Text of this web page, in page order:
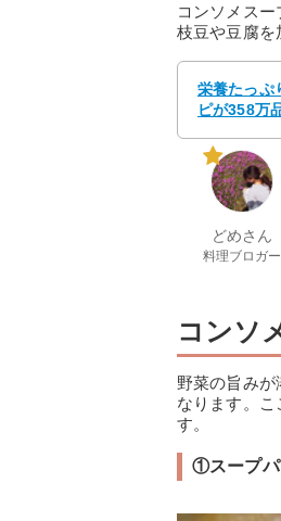
コンソメス
枝豆や豆腐を
栄養たっぷ
ピが358万
どめさん
料理ブロガー
コンソ
野菜の旨み
なります。
す。
①スープパ